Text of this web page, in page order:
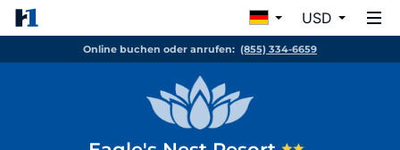
USD
Online buchen oder anrufen: (855) 334-6659